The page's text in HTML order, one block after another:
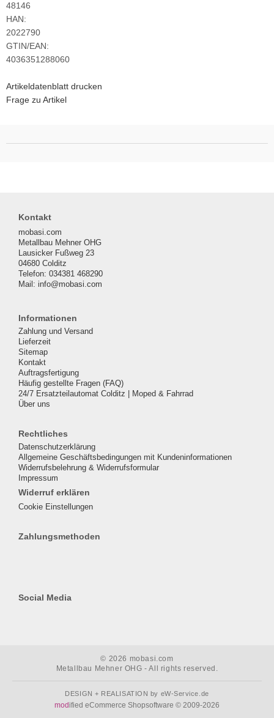
48146
HAN:
2022790
GTIN/EAN:
4036351288060
Artikeldatenblatt drucken
Frage zu Artikel
Kontakt
mobasi.com
Metallbau Mehner OHG
Lausicker Fußweg 23
04680 Colditz
Telefon: 034381 468290
Mail: info@mobasi.com
Informationen
Zahlung und Versand
Lieferzeit
Sitemap
Kontakt
Auftragsfertigung
Häufig gestellte Fragen (FAQ)
24/7 Ersatzteilautomat Colditz | Moped & Fahrrad
Über uns
Rechtliches
Datenschutzerklärung
Allgemeine Geschäftsbedingungen mit Kundeninformationen
Widerrufsbelehrung & Widerrufsformular
Impressum
Widerruf erklären
Cookie Einstellungen
Zahlungsmethoden
Social Media
© 2026 mobasi.com
Metallbau Mehner OHG - All rights reserved.
DESIGN + REALISATION by eW-Service.de
modified eCommerce Shopsoftware © 2009-2026